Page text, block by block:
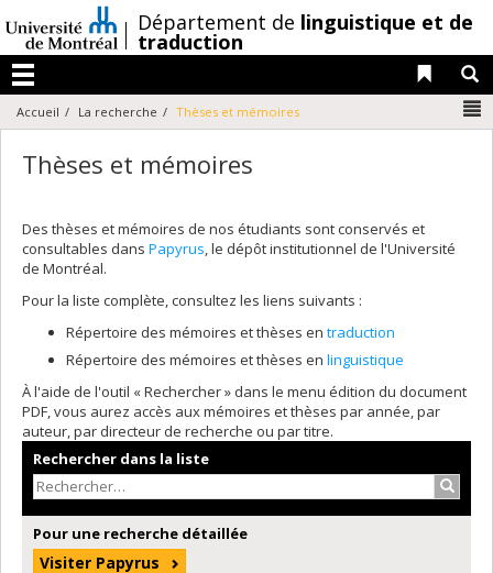
au
contenu
/Département de linguistique et de
traduction
Menu
Liens
Accueil La recherche Thèses et mémoires
Thèses et mémoires
Des thèses et mémoires de nos étudiants sont conservés et
consultables dans Papyrus, le dépôt institutionnel de l'Université
de Montréal.
Pour la liste complète, consultez les liens suivants :
Répertoire des mémoires et thèses en traduction
Répertoire des mémoires et thèses en linguistique
À l'aide de l'outil « Rechercher » dans le menu édition du document
PDF, vous aurez accès aux mémoires et thèses par année, par
auteur, par directeur de recherche ou par titre.
Rechercher dans la liste
Pour une recherche détaillée
Visiter Papyrus